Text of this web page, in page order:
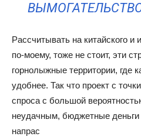
Рассчитывать на китайского и
по-моему, тоже не стоит, эти
горнолыжные территории, где
удобнее. Так что проект с
спроса с большой
неудачным, бюджетные деньги
напрас